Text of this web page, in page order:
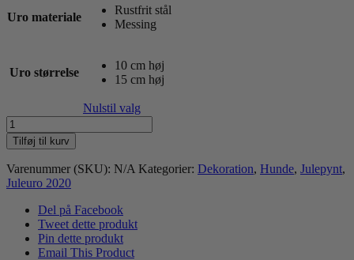
Uro materiale
Rustfrit stål
Messing
Uro størrelse
10 cm høj
15 cm høj
Nulstil valg
Lhasa-
apso
juleuro
antal
Tilføj til kurv
Varenummer (SKU): N/A Kategorier: Dekoration, Hunde, Julepynt,
Juleuro 2020
Del på Facebook
Tweet dette produkt
Pin dette produkt
Email This Product